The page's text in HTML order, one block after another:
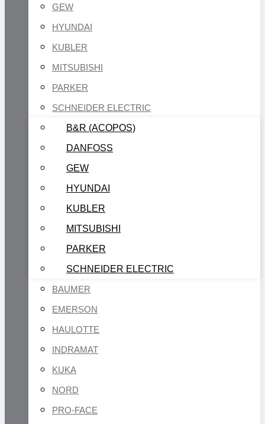
GEW
HYUNDAI
KUBLER
MITSUBISHI
PARKER
SCHNEIDER ELECTRIC
B&R (ACOPOS)
DANFOSS
GEW
HYUNDAI
KUBLER
MITSUBISHI
PARKER
SCHNEIDER ELECTRIC
BAUMER
EMERSON
HAULOTTE
INDRAMAT
KUKA
NORD
PRO-FACE